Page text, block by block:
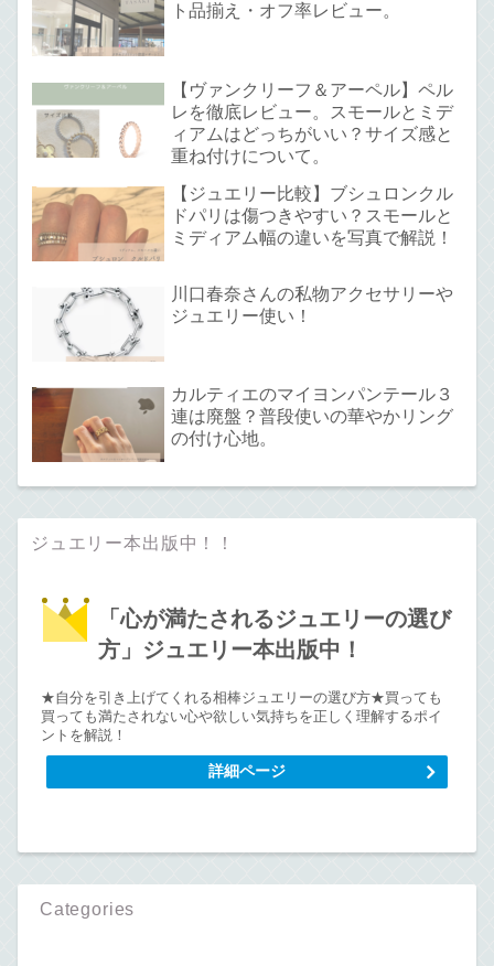
ト品揃え・オフ率レビュー。
【ヴァンクリーフ＆アーペル】ペル
レを徹底レビュー。スモールとミデ
ィアムはどっちがいい？サイズ感と
重ね付けについて。
【ジュエリー比較】ブシュロンクル
ドパリは傷つきやすい？スモールと
ミディアム幅の違いを写真で解説！
川口春奈さんの私物アクセサリーや
ジュエリー使い！
カルティエのマイヨンパンテール３
連は廃盤？普段使いの華やかリング
の付け心地。
ジュエリー本出版中！！
「心が満たされるジュエリーの選び
方」ジュエリー本出版中！
★自分を引き上げてくれる相棒ジュエリーの選び方★買っても
買っても満たされない心や欲しい気持ちを正しく理解するポイ
ントを解説！
詳細ページ
Categories